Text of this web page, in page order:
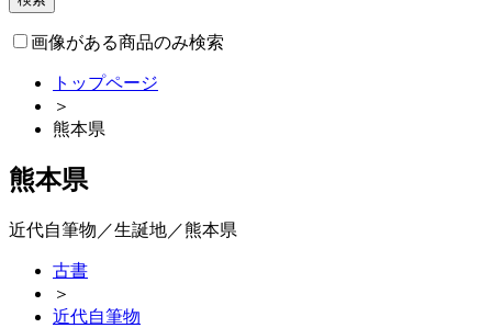
画像がある商品のみ検索
トップページ
＞
熊本県
熊本県
近代自筆物／生誕地／熊本県
古書
＞
近代自筆物